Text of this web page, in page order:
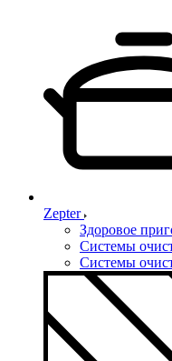
Zepter
Здоровое
Системы
Системы